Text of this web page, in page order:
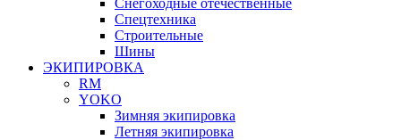
Снегоходные отечественные
Спецтехника
Строительные
Шины
ЭКИПИРОВКА
RM
YOKO
Зимняя экипировка
Летняя экипировка